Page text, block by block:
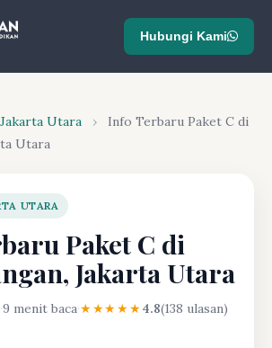
Hubungi Kami
Utara ›
Info Terbaru Paket C di
Utara
UTARA
Paket C di
Jakarta Utara
·9 menit baca·★★★★★4.8(138 ulasan)